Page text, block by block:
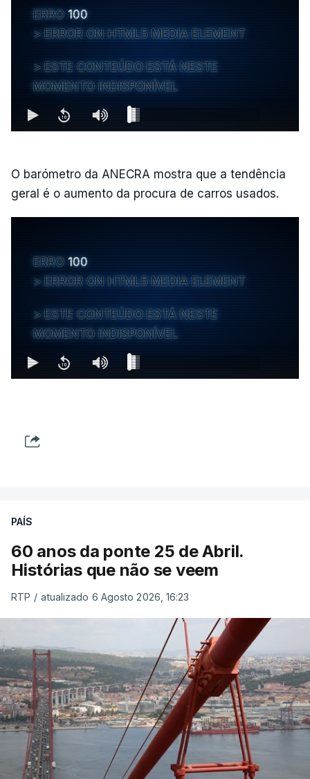
ERRO 100
ERROR ON HTML5 MEDIA ELEMENT
ESTE CONTEÚDO ESTÁ NESTE
MOMENTO INDISPONÍVEL
O barómetro da ANECRA mostra que a tendência
geral é o aumento da procura de carros usados.
ERRO 100
ERROR ON HTML5 MEDIA ELEMENT
ESTE CONTEÚDO ESTÁ NESTE
MOMENTO INDISPONÍVEL
PAÍS
60 anos da ponte 25 de Abril.
Histórias que não se veem
RTP / atualizado 6 Agosto 2026, 16:23